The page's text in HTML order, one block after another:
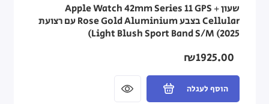
שעון Apple Watch 42mm Series 11 GPS +
Cellular בצבע Rose Gold Aluminium עם רצועת
Light Blush Sport Band S/M (2025)
₪1925.00
הוסף לעגלה